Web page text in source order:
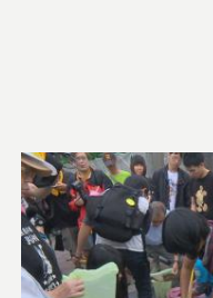
、地下水與走山疑慮